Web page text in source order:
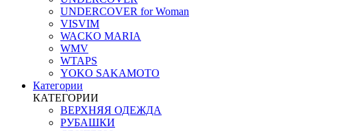
UNDERCOVER for Woman
VISVIM
WACKO MARIA
WMV
WTAPS
YOKO SAKAMOTO
Категории
КАТЕГОРИИ
ВЕРХНЯЯ ОДЕЖДА
РУБАШКИ